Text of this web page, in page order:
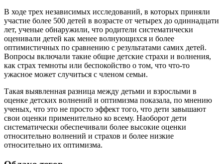
В ходе трех независимых исследований, в которых приняли
участие более 500 детей в возрасте от четырех до одиннадцати
лет, ученые обнаружили, что родители систематически
оценивали детей как менее волнующихся и более
оптимистичных по сравнению c результатами самих детей.
Вопросы включали такие общие детские страхи и волнения,
как страх темноты или беспокойство о том, что что-то
ужасное может случиться с членом семьи.
Такая выявленная разница между детьми и взрослыми в
оценке детских волнений и оптимизма показала, по мнению
ученых, что это не просто эффект того, что дети завышают
свои оценки применительно ко всему. Наоборот дети
систематически обеспечивали более высокие оценки
относительно волнений и страхов и более низкие
относительно их оптимизма.